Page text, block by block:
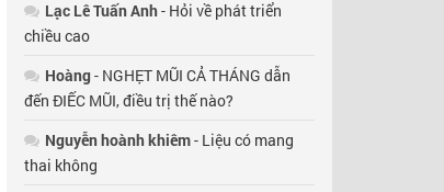
Lạc Lê Tuấn Anh- Hỏi về phát triển
chiều cao
Hoàng- NGHẸT MŨI CẢ THÁNG dẫn
đến ĐIẾC MŨI, điều trị thế nào?
Nguyễn hoành khiêm- Liệu có mang
thai không